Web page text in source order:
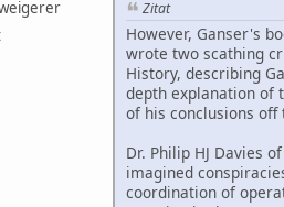
Zitat
However, Ganser's
wrote two scathing
History, describing
depth explanation of
of his conclusions off
Dr. Philip HJ Davies
imagined
coordination of